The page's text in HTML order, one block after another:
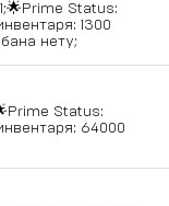
Status:
1300
нету;
Status:
64000